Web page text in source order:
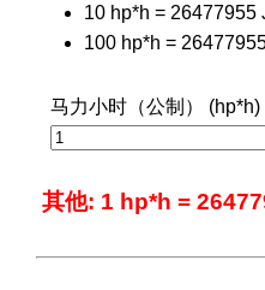
10 hp*h = 26477955
100 hp*h =
马力小时（公制） (hp*h)
其他: 1 hp*h =